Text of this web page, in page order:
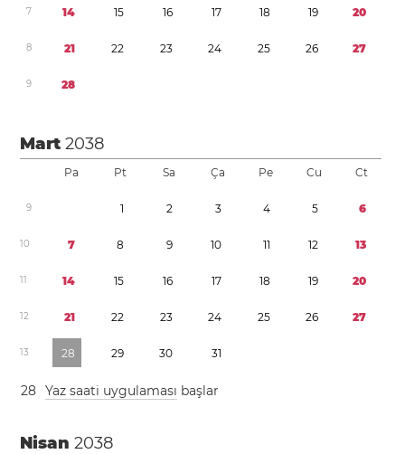
7 14 15 16 17 18 19 20
8 21 22 23 24 25 26 27
9 28
Mart2038
Pa Pt Sa Ça Pe Cu Ct
9 1 2 3 4 5 6
10 7 8 9 10 11 12 13
11 14 15 16 17 18 19 20
12 21 22 23 24 25 26 27
13 28 29 30 31
28 Yaz saati uygulaması başlar
Nisan2038